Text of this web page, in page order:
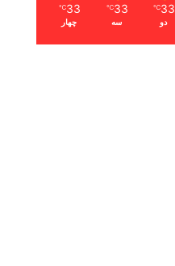
33
℃
دو
33
℃
سه
33
℃
چهار